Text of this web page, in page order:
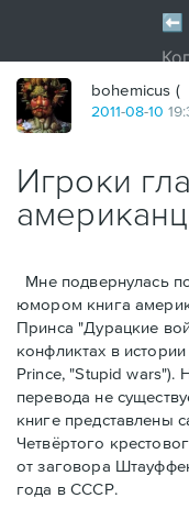
bohemicus (
2011-08-10
Игроки
Мне подвернулась
юмором книга
Принсa "Дурацкие
конфликтах в
Prince, "Stupid wars").
перевода не
книге представлены
Четвёртого
от заговора
года в СССР.